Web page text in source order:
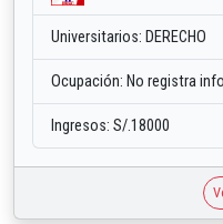
Universitarios: DERECHO
Ocupación: No registra
Ingresos: S/.18000